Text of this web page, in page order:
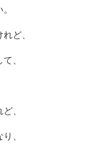
ど、
、
、
、